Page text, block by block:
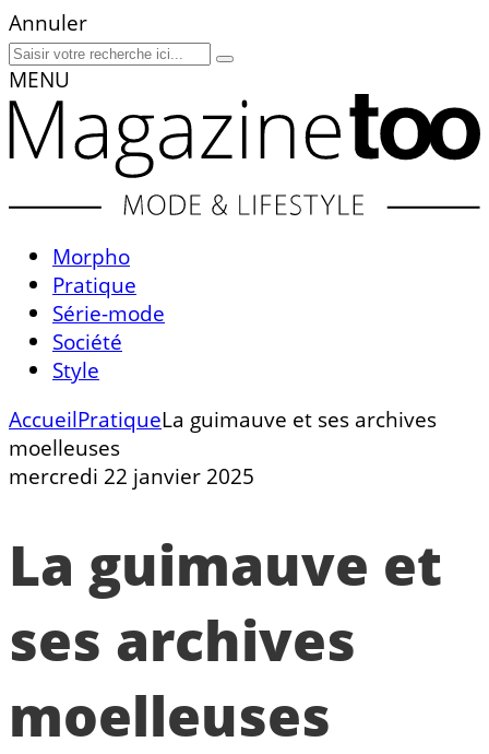
Annuler
MENU
Morpho
Pratique
Série-mode
Société
Style
AccueilPratiqueLa guimauve et ses archives
moelleuses
mercredi 22 janvier 2025
La guimauve et
ses archives
moelleuses